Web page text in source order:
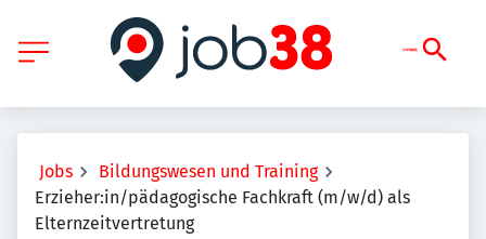
Jobs
Bildungswesen und Training
Erzieher:in/pädagogische Fachkraft (m/w/d) als
Elternzeitvertretung